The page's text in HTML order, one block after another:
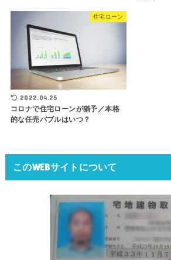
住宅ローン
2022.04.25
コロナで住宅ローンが猶予／本格
的な任売バブルはいつ？
このWEBサイトについて